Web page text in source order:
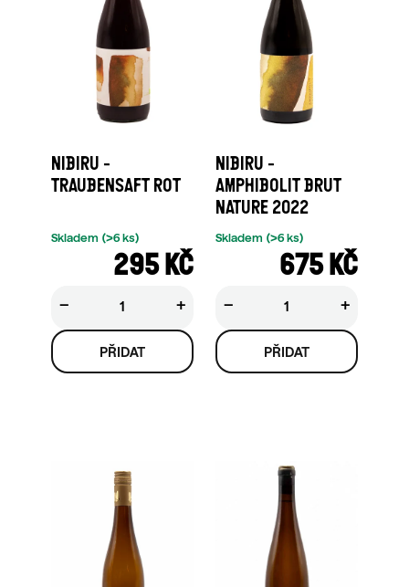
NIBIRU -
TRAUBENSAFT ROT
295 KČ
Skladem (>6 ks)
+
−
NIBIRU -
AMPHIBOLIT BRUT
NATURE 2022
675 KČ
Skladem (>6 ks)
+
−